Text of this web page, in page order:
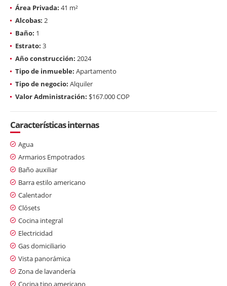
Área Privada: 41 m²
Alcobas: 2
Baño: 1
Estrato: 3
Año construcción: 2024
Tipo de inmueble: Apartamento
Tipo de negocio: Alquiler
Valor Administración: $167.000 COP
Características internas
Agua
Armarios Empotrados
Baño auxiliar
Barra estilo americano
Calentador
Clósets
Cocina integral
Electricidad
Gas domiciliario
Vista panorámica
Zona de lavandería
Cocina tipo americano